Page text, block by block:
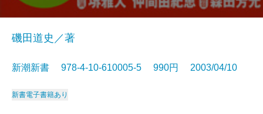
磯田道史／著
新潮新書 978-4-10-610005-5 990円 2003/04/10
新書電子書籍あり